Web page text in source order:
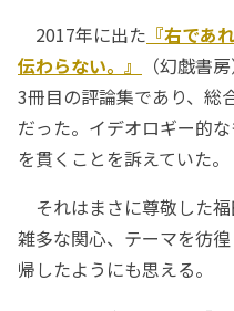
2017年に出た 『右であ
伝わらない。』
（幻戯書
3冊目の評論集であり、総
だった。イデオロギー的
を貫くことを訴えていた。
それはまさに尊敬した
雑多な関心、テーマを彷
帰したようにも思える。